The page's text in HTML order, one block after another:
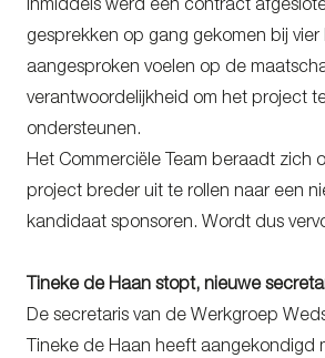
Inmiddels werd één contract
gesprekken op gang gekomen bij
aangesproken voelen op de
verantwoordelijkheid om het project
ondersteunen.
Het Commerciële Team beraadt zich
project breder uit te rollen naar een
kandidaat sponsoren. Wordt dus
Tineke de Haan stopt, nieuwe
De secretaris van de Werkgroep
Tineke de Haan heeft aangekondigd